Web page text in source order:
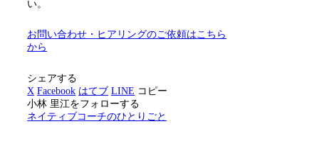
い。
お問い合わせ・ヒアリングのご依頼はこちら
から
シェアする
X Facebook はてブ LINE コピー
小林 里江をフォローする
ネイティブコーチのひとりごと